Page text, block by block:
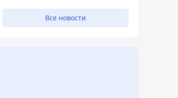
Все новости